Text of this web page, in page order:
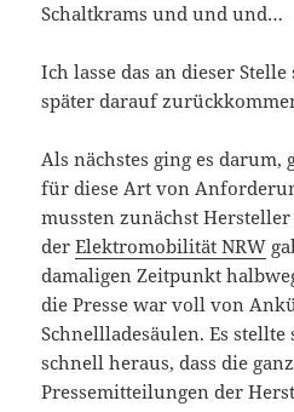
Schaltkrams und und und…
Ich lasse das an dieser
später darauf
Als nächstes ging es darum,
für diese Art von
mussten zunächst
derElektromobilität NRW
damaligen Zeitpunkt
die Presse war voll von
Schnellladesäulen. Es
schnell heraus, dass die
Pressemitteilungen der